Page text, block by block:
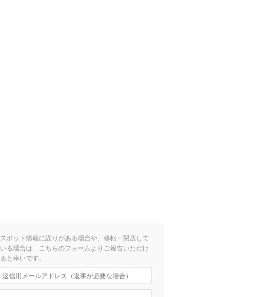
スポット情報に誤りがある場合や、移転・閉店して
いる場合は、こちらのフォームよりご報告いただけ
ると幸いです。